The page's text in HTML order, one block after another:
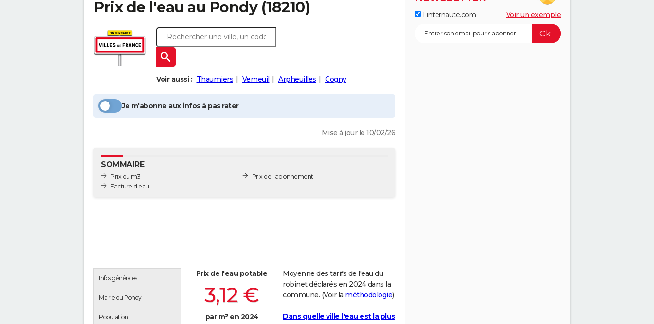
Prix de l'eau au Pondy(18210)
Voir aussi : Thaumiers Verneuil Arpheuilles Cogny
Je m'abonne aux infos à pas rater
Mise à jour le 10/02/26
SOMMAIRE
Prix du m3
Facture d'eau
Prix de l'abonnement
Infos générales
Mairie du Pondy
Population
Prix de l'eau potable
3,12 €
par m³ en 2024
Moyenne des tarifs de l'eau du
robinet déclarés en 2024 dans la
commune. (Voir la méthodologie)
Dans quelle ville l'eau est la plus
Linternaute.com Voir un exemple